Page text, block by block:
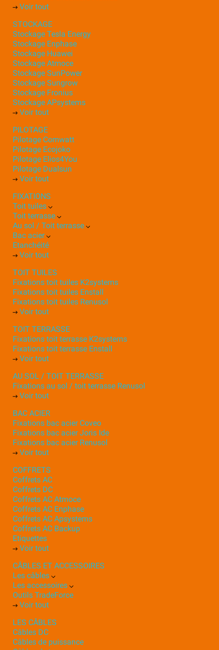
Voir tout
STOCKAGE
Stockage Tesla Energy
Stockage Enphase
Stockage Huawei
Stockage Atmoce
Stockage SunPower
Stockage Sungrow
Stockage Fronius
Stockage APsystems
Voir tout
PILOTAGE
Pilotage Comwatt
Pilotage Ecojoko
Pilotage Elios4You
Pilotage Dualsun
Voir tout
FIXATIONS
Toit tuiles
Toit terrasse
Au sol / Toit terrasse
Bac acier
Etanchéité
Voir tout
TOIT TUILES
Fixations toit tuiles K2systems
Fixations toit tuiles Enstall
Fixations toit tuiles Renusol
Voir tout
TOIT TERRASSE
Fixations toit terrasse K2systems
Fixations toit terrasse Enstall
Voir tout
AU SOL / TOIT TERRASSE
Fixations au sol / toit terrasse Renusol
Voir tout
BAC ACIER
Fixations bac acier Coveo
Fixations bac acier Joris Ide
Fixations bac acier Renusol
Voir tout
COFFRETS
Coffrets AC
Coffrets DC
Coffrets AC Atmoce
Coffrets AC Enphase
Coffrets AC Apsystems
Coffrets AC Backup
Etiquettes
Voir tout
CÂBLES ET ACCESSOIRES
Les câbles
Les accessoires
Outils TradeForce
Voir tout
LES CÂBLES
Câbles DC
Câbles de puissance